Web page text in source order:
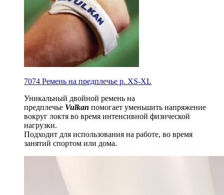
7074 Ремень на предплечье р. XS-XL
Уникальный двойной ремень на
предплечье Vulkan помогает уменьшить напряжение
вокруг локтя во время интенсивной физической
нагрузки.
Подходит для использования на работе, во время
занятий спортом или дома.